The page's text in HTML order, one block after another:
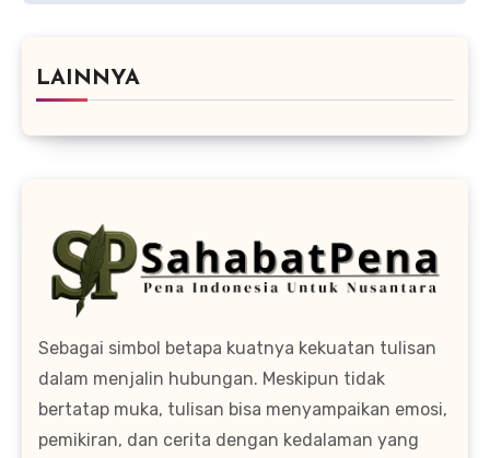
LAINNYA
Sebagai simbol betapa kuatnya kekuatan tulisan
dalam menjalin hubungan. Meskipun tidak
bertatap muka, tulisan bisa menyampaikan emosi,
pemikiran, dan cerita dengan kedalaman yang